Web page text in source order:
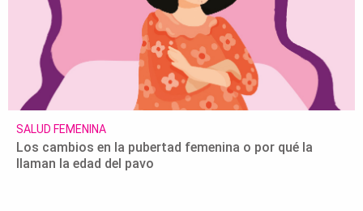
SALUD FEMENINA
Los cambios en la pubertad femenina o por qué la
llaman la edad del pavo